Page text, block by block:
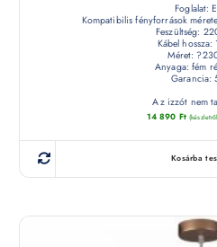
Foglalat:
Kompatibilis fényforrások
Feszültség:
Kábel hossza:
Méret:
Anyaga: fém
Garancia:
Az izzót nem
14 890 Ft
Kosárba